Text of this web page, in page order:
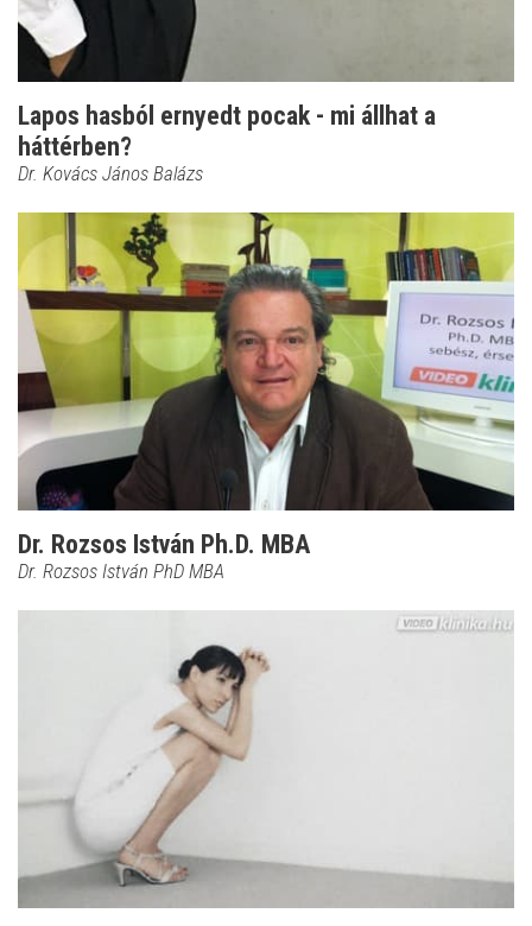
Lapos hasból ernyedt pocak - mi állhat a
háttérben?
Dr. Kovács János Balázs
Dr. Rozsos István Ph.D. MBA
Dr. Rozsos István PhD MBA